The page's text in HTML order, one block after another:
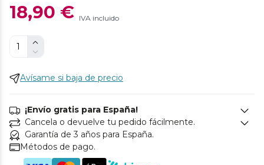
18,90 € IVA incluido
Avísame si baja de precio
¡Envío gratis para España!
Cancela o devuelve tu pedido fácilmente.
Garantía de 3 años para España.
Métodos de pago.